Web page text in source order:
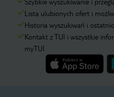
Lista ulubionych ofert i
Historia wyszukiwań i
Kontakt z TUI i wszystkie
myTUI